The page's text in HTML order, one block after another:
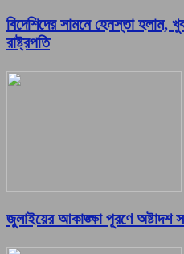
বিদেশিদের সামনে হেনস্তা হলাম,
রাষ্ট্রপতি
জুলাইয়ের আকাঙ্ক্ষা পূরণে অষ্টাদশ